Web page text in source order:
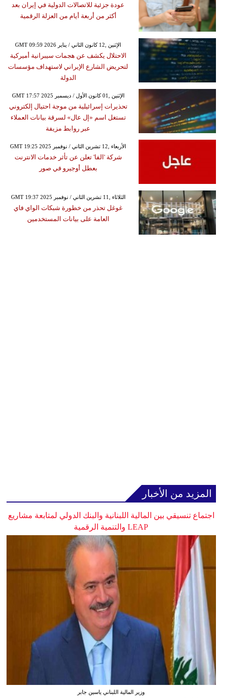
عودة جزئية للاتصالات الدولية في إيران بعد
أكثر من أربعة أيام من العزلة الرقمية
GMT 09:59 2026 الإثنين ,12 كانون الثاني / يناير
الاحتلال يكشف عن هجمات سيبرانية أميركية
لتحريض الشارع الإيراني لاستهداف مؤسسات
الدولة
GMT 17:57 2025 الإثنين ,01 كانون الأول / ديسمبر
تحذيرات إسرائيلية من موجة احتيال إلكتروني
تستغل اسم «إل عال» لسرقة بيانات العملاء
عبر روابط مزيفة
GMT 19:25 2025 الأربعاء ,12 تشرين الثاني / نوفمبر
شركة 'الفا' تعلن عن تأثر خدمات الانترنت
بعطل أوجيرو في صور
GMT 19:37 2025 الثلاثاء ,11 تشرين الثاني / نوفمبر
غوغل تحذر من خطورة شبكات الواي فاي
العامة على بيانات المستخدمين
المزيد من الأخبار
اجتماع تنسيقي بين المالية اللبنانية والبنك الدولي لمتابعة مشاريع
LEAP والتنمية الرقمية
وزير المالية اللبناني ياسين جابر